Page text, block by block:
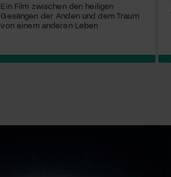
Ein Film zwischen den heiligen
Gesängen der Anden und dem Traum
von einem anderen Leben